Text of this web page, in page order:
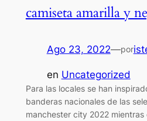
camiseta amarilla y
Ago 23, 2022—por
en Uncategorized
Para las locales se han
banderas nacionales de las
manchester city 2022